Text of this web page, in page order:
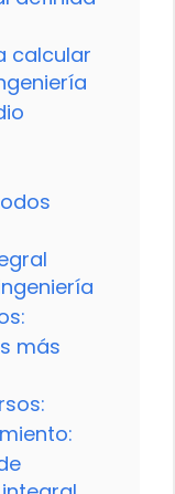
calcular
más